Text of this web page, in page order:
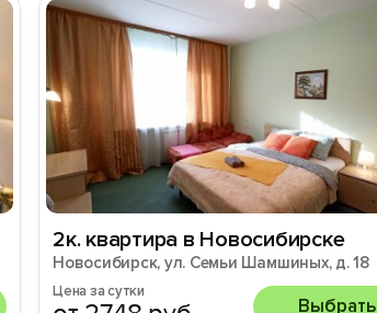
2к. квартира в Новосибирске
Новосибирск, ул. Семьи Шамшиных, д. 18
Цена за сутки
Выбрать